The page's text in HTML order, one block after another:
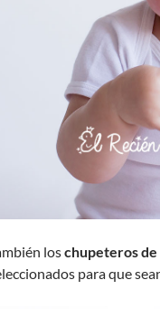
loschupeteros de
para que